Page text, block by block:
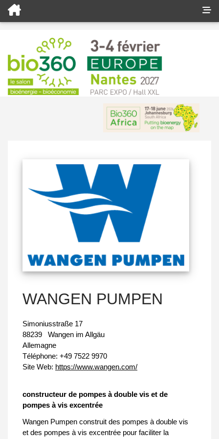
WANGEN PUMPEN
Simoniusstraße 17
88239
Wangen im Allgäu
Allemagne
Téléphone: +49 7522 9970
Site Web: https://www.wangen.com/
constructeur de pompes à double vis et de
pompes à vis excentrée
Wangen Pumpen construit des pompes à double vis
et des pompes à vis excentrée pour faciliter la